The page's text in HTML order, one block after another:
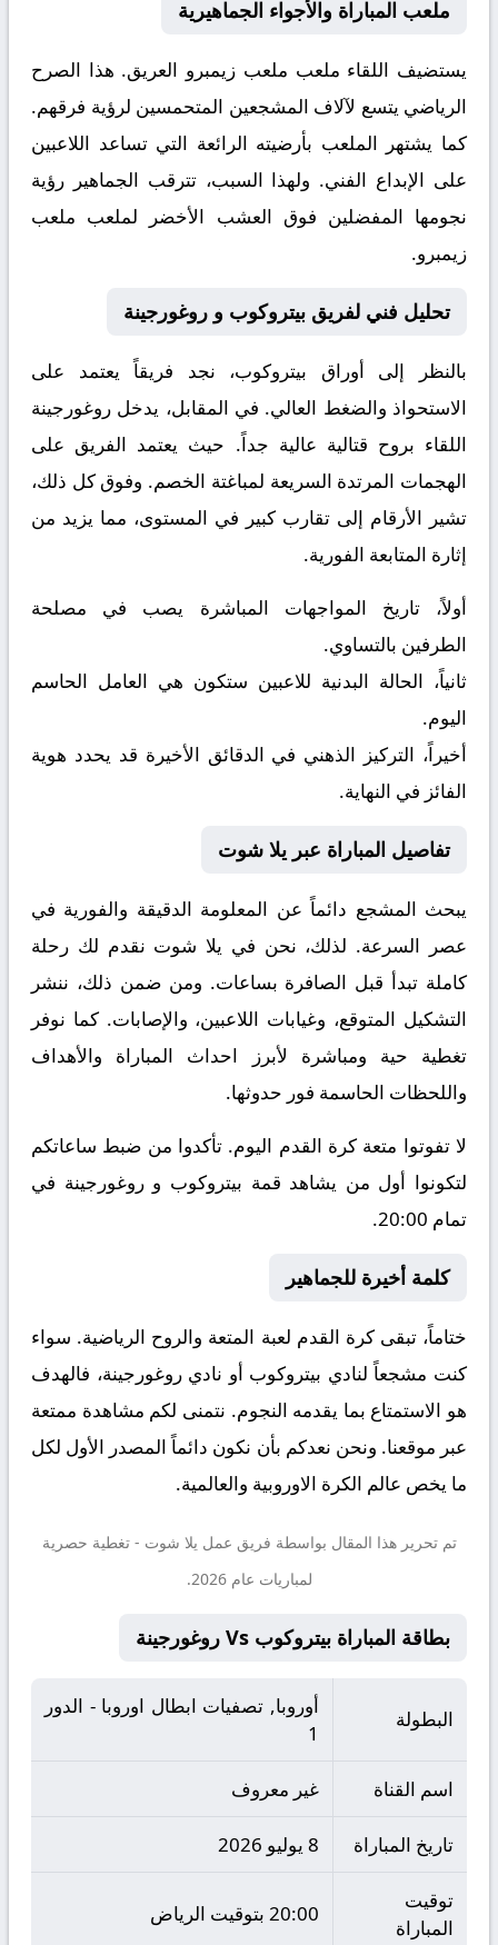
ملعب المباراة والأجواء الجماهيرية
يستضيف اللقاء ملعب ملعب زيمبرو العريق. هذا الصرح
الرياضي يتسع لآلاف المشجعين المتحمسين لرؤية فرقهم.
كما يشتهر الملعب بأرضيته الرائعة التي تساعد اللاعبين
على الإبداع الفني. ولهذا السبب، تترقب الجماهير رؤية
نجومها المفضلين فوق العشب الأخضر لملعب ملعب
زيمبرو.
تحليل فني لفريق بيتروكوب و روغورجينة
بالنظر إلى أوراق بيتروكوب، نجد فريقاً يعتمد على
الاستحواذ والضغط العالي. في المقابل، يدخل روغورجينة
اللقاء بروح قتالية عالية جداً. حيث يعتمد الفريق على
الهجمات المرتدة السريعة لمباغتة الخصم. وفوق كل ذلك،
تشير الأرقام إلى تقارب كبير في المستوى، مما يزيد من
إثارة المتابعة الفورية.
أولاً، تاريخ المواجهات المباشرة يصب في مصلحة
الطرفين بالتساوي.
ثانياً، الحالة البدنية للاعبين ستكون هي العامل الحاسم
اليوم.
أخيراً، التركيز الذهني في الدقائق الأخيرة قد يحدد هوية
الفائز في النهاية.
تفاصيل المباراة عبر يلا شوت
يبحث المشجع دائماً عن المعلومة الدقيقة والفورية في
عصر السرعة. لذلك، نحن في يلا شوت نقدم لك رحلة
كاملة تبدأ قبل الصافرة بساعات. ومن ضمن ذلك، ننشر
التشكيل المتوقع، وغيابات اللاعبين، والإصابات. كما نوفر
تغطية حية ومباشرة لأبرز احداث المباراة والأهداف
واللحظات الحاسمة فور حدوثها.
لا تفوتوا متعة كرة القدم اليوم. تأكدوا من ضبط ساعاتكم
لتكونوا أول من يشاهد قمة بيتروكوب و روغورجينة في
تمام 20:00.
كلمة أخيرة للجماهير
ختاماً، تبقى كرة القدم لعبة المتعة والروح الرياضية. سواء
كنت مشجعاً لنادي بيتروكوب أو نادي روغورجينة، فالهدف
هو الاستمتاع بما يقدمه النجوم. نتمنى لكم مشاهدة ممتعة
عبر موقعنا. ونحن نعدكم بأن نكون دائماً المصدر الأول لكل
ما يخص عالم الكرة الاوروبية والعالمية.
تم تحرير هذا المقال بواسطة فريق عمل يلا شوت - تغطية حصرية
لمباريات عام 2026.
بطاقة المباراة بيتروكوب Vs روغورجينة
البطولة
أوروبا, تصفيات ابطال اوروبا - الدور
1
اسم القناة غير معروف
تاريخ المباراة 8 يوليو 2026
توقيت
المباراة
20:00 بتوقيت الرياض